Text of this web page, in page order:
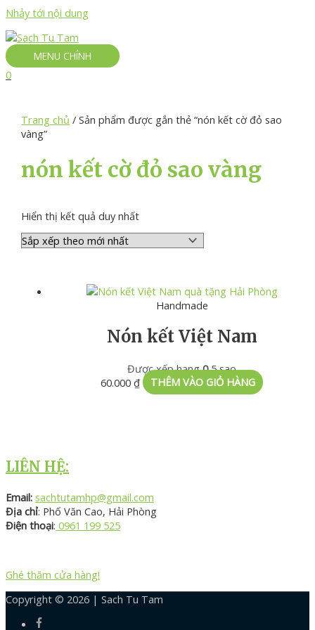
Nhảy tới nội dung
MENU CHÍNH
0
Trang chủ / Sản phẩm được gắn thẻ “nón kết cờ đỏ sao
vàng”
nón kết cờ đỏ sao vàng
Hiển thị kết quả duy nhất
Handmade
Nón kết Việt Nam
Được xếp hạng05 sao
60.000₫ THÊM VÀO GIỎ HÀNG
LIÊN HỆ:
Email: sachtutamhp@gmail.com
Địa chỉ: Phố Văn Cao, Hải Phòng
Điện thoại: 0961 199 525
Ghé thăm cửa hàng!
Copyright © 2026 | Sach Tu Tam